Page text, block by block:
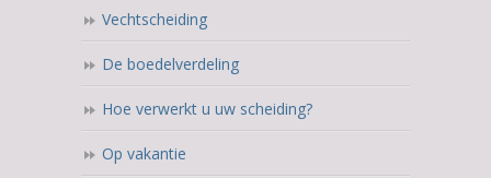
Vechtscheiding
De boedelverdeling
Hoe verwerkt u uw scheiding?
Op vakantie